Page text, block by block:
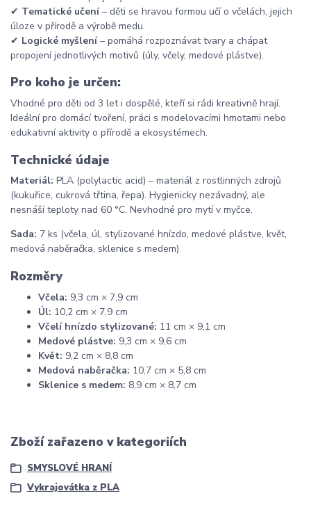
✔ Tematické učení– děti se hravou formou učí o včelách, jejich
úloze v přírodě a výrobě medu.
✔ Logické myšlení– pomáhá rozpoznávat tvary a chápat
propojení jednotlivých motivů (úly, včely, medové plástve).
Pro koho je určen:
Vhodné pro děti od 3 let i dospělé, kteří si rádi kreativně hrají.
Ideální pro domácí tvoření, práci s modelovacími hmotami nebo
edukativní aktivity o přírodě a ekosystémech.
Technické údaje
Materiál: PLA (polylactic acid) – materiál z rostlinných zdrojů
(kukuřice, cukrová třtina, řepa). Hygienicky nezávadný, ale
nesnáší teploty nad 60 °C. Nevhodné pro mytí v myčce.
Sada: 7 ks (včela, úl, stylizované hnízdo, medové plástve, květ,
medová naběračka, sklenice s medem)
Rozměry
Včela: 9,3 cm × 7,9 cm
Úl: 10,2 cm × 7,9 cm
Včelí hnízdo stylizované: 11 cm × 9,1 cm
Medové plástve: 9,3 cm × 9,6 cm
Květ: 9,2 cm × 8,8 cm
Medová naběračka: 10,7 cm × 5,8 cm
Sklenice s medem: 8,9 cm × 8,7 cm
Zboží zařazeno v kategoriích
SMYSLOVÉ HRANÍ
Vykrajovátka z PLA